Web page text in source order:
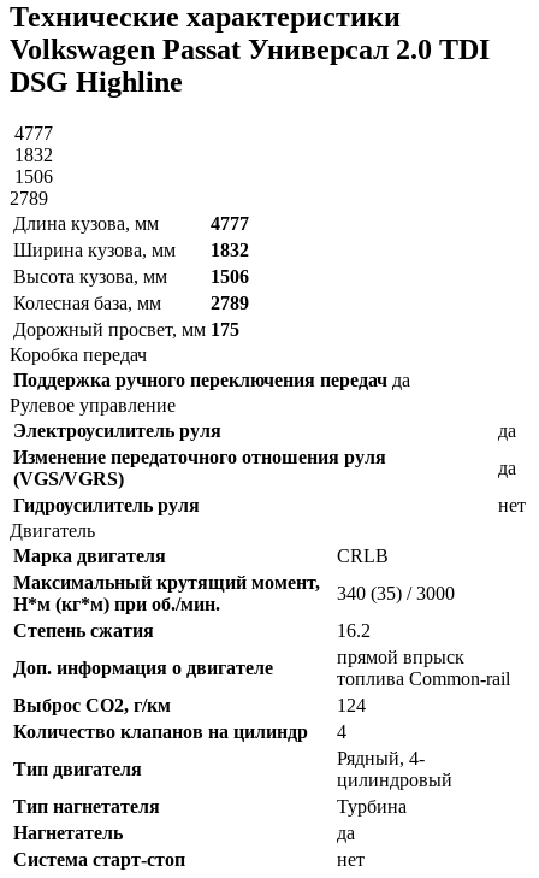
Технические характеристики
Volkswagen Passat Универсал 2.0 TDI
DSG Highline
4777
1832
1506
2789
Длина кузова, мм
4777
Ширина кузова, мм
1832
Высота кузова, мм
1506
Колесная база, мм
2789
Дорожный просвет, мм 175
Коробка передач
Поддержка ручного переключения передач да
Рулевое управление
Электроусилитель руля
да
Изменение передаточного отношения руля
(VGS/VGRS)
да
Гидроусилитель руля
нет
Двигатель
Марка двигателя
CRLB
Максимальный крутящий момент,
Н*м (кг*м) при об./мин.
340 (35) / 3000
Степень сжатия
16.2
Доп. информация о двигателе
прямой впрыск
топлива Common-rail
Выброс CO2, г/км
124
Количество клапанов на цилиндр
4
Тип двигателя
Рядный, 4-
цилиндровый
Тип нагнетателя
Турбина
Нагнетатель
да
Система старт-стоп
нет